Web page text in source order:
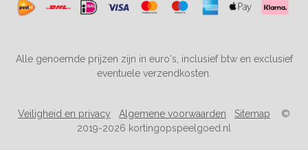
Alle genoemde prijzen zijn in euro's, inclusief btw en exclusief
eventuele verzendkosten.
Veiligheid en privacy Algemene voorwaarden Sitemap ©
2019-2026 kortingopspeelgoed.nl